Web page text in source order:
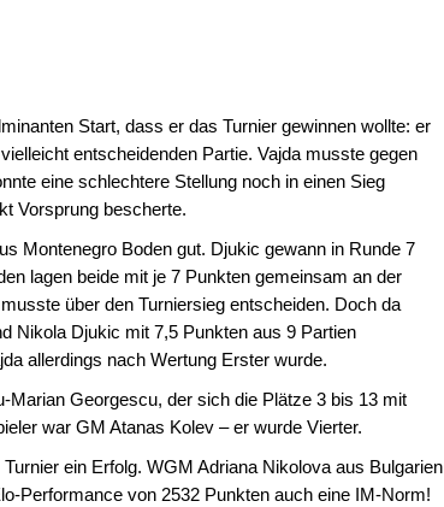
Start, dass er das Turnier gewinnen wollte: er
entscheidenden Partie. Vajda musste gegen
eine schlechtere Stellung noch in einen Sieg
Vorsprung bescherte.
Montenegro Boden gut. Djukic gewann in Runde 7
lagen beide mit je 7 Punkten gemeinsam an der
über den Turniersieg entscheiden. Doch da
Nikola Djukic mit 7,5 Punkten aus 9 Partien
allerdings nach Wertung Erster wurde.
Georgescu, der sich die Plätze 3 bis 13 mit
war GM Atanas Kolev – er wurde Vierter.
ein Erfolg. WGM Adriana Nikolova aus Bulgarien
Performance von 2532 Punkten auch eine IM-Norm!